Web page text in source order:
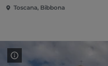
Toscana, Bibbona